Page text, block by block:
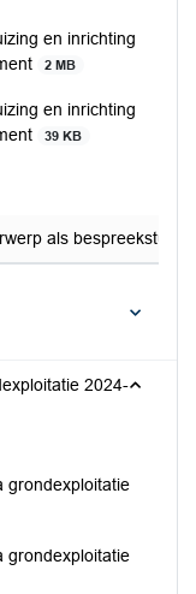
en inrichting
2 MB
en inrichting
39 KB
als bespreekstuk
2024-
grondexploitatie
grondexploitatie